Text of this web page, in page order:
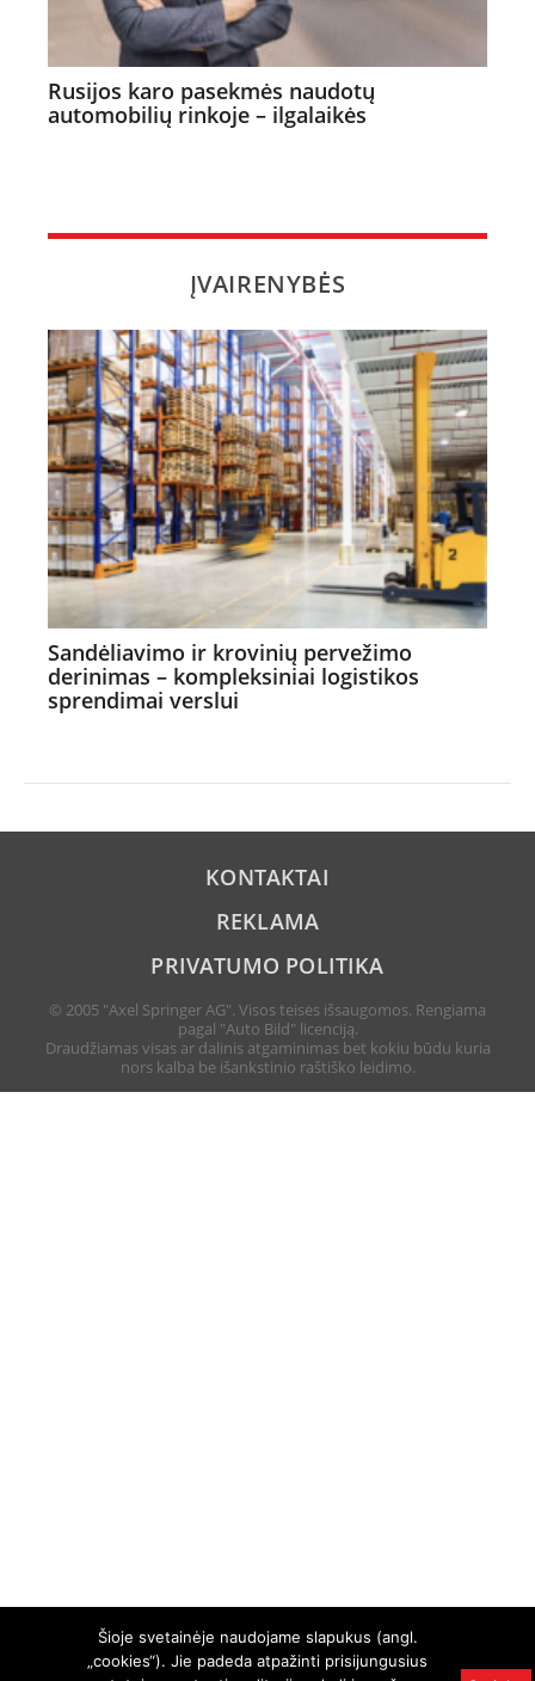
Rusijos karo pasekmės naudotų
automobilių rinkoje – ilgalaikės
ĮVAIRENYBĖS
Sandėliavimo ir krovinių pervežimo
derinimas – kompleksiniai logistikos
sprendimai verslui
KONTAKTAI
REKLAMA
PRIVATUMO POLITIKA
© 2005 "Axel Springer AG". Visos teisės išsaugomos. Rengiama
pagal "Auto Bild" licenciją.
Draudžiamas visas ar dalinis atgaminimas bet kokiu būdu kuria
nors kalba be išankstinio raštiško leidimo.
Šioje svetainėje naudojame slapukus (angl.
„cookies“). Jie padeda atpažinti prisijungusius